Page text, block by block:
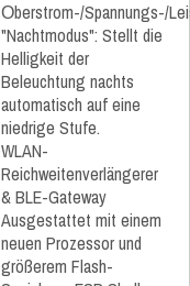
Оberstrom-/Spannungs-/
"Nachtmodus": Stellt die
Helligkeit der
Beleuchtung nachts
automatisch auf eine
niedrige Stufe.
WLAN-
Reichweitenverlängerer
& BLE-Gateway
Ausgestattet mit einem
neuen Prozessor und
größerem Flash-